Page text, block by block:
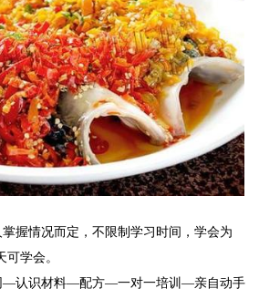
掌握情况而定，不限制学习时间，学会为
可学会。
—认识材料—配方—一对一培训—亲自动手